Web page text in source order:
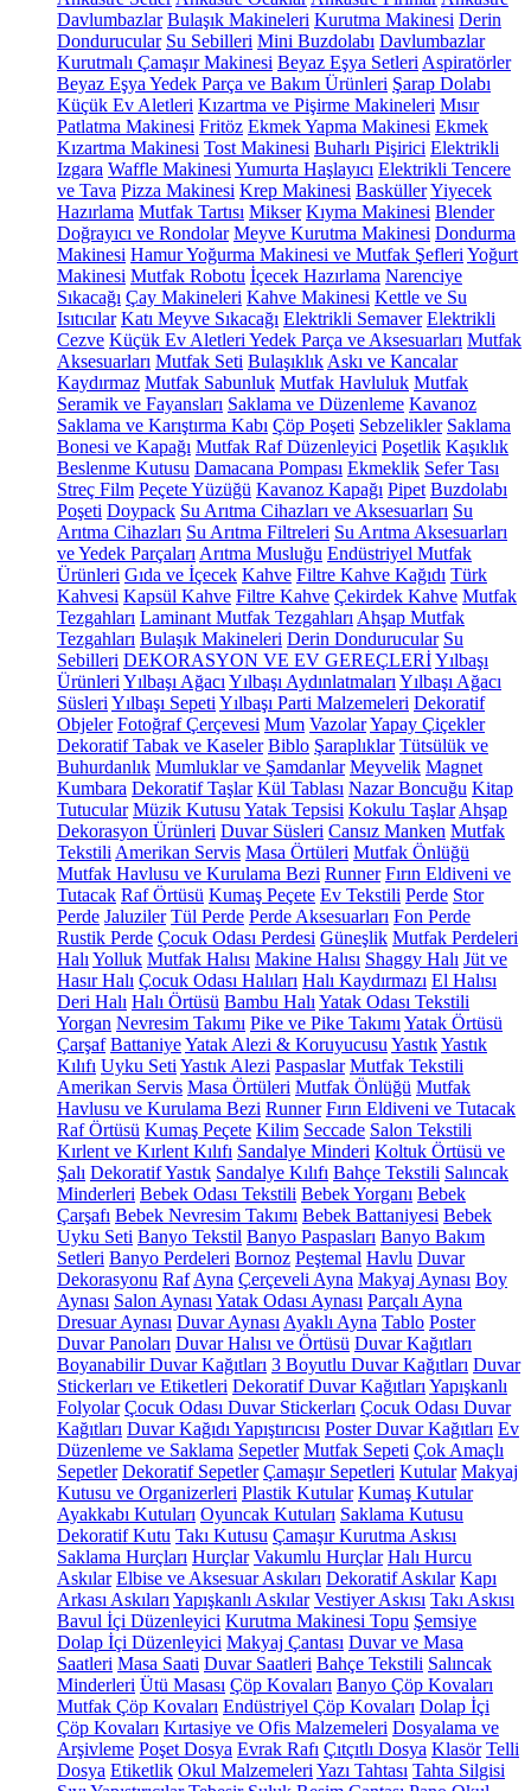
Davlumbazlar Bulaşık Makineleri Kurutma Makinesi Derin
Dondurucular Su Sebilleri Mini Buzdolabı Davlumbazlar
Kurutmalı Çamaşır Makinesi Beyaz Eşya Setleri Aspiratörler
Beyaz Eşya Yedek Parça ve Bakım Ürünleri Şarap Dolabı
Küçük Ev Aletleri Kızartma ve Pişirme Makineleri Mısır
Patlatma Makinesi Fritöz Ekmek Yapma Makinesi Ekmek
Kızartma Makinesi Tost Makinesi Buharlı Pişirici Elektrikli
Izgara Waffle Makinesi Yumurta Haşlayıcı Elektrikli Tencere
ve Tava Pizza Makinesi Krep Makinesi BasküllerYiyecek
Hazırlama Mutfak Tartısı Mikser Kıyma Makinesi Blender
Doğrayıcı ve Rondolar Meyve Kurutma Makinesi Dondurma
Makinesi Hamur Yoğurma Makinesi ve Mutfak Şefleri Yoğurt
Makinesi Mutfak Robotu İçecek Hazırlama Narenciye
Sıkacağı Çay Makineleri Kahve Makinesi Kettle ve Su
Isıtıcılar Katı Meyve Sıkacağı Elektrikli Semaver Elektrikli
Cezve Küçük Ev Aletleri Yedek Parça ve Aksesuarları Mutfak
Aksesuarları Mutfak Seti Bulaşıklık Askı ve Kancalar
Kaydırmaz Mutfak Sabunluk Mutfak Havluluk Mutfak
Seramik ve Fayansları Saklama ve Düzenleme Kavanoz
Saklama ve Karıştırma Kabı Çöp Poşeti Sebzelikler Saklama
Bonesi ve Kapağı Mutfak Raf Düzenleyici Poşetlik Kaşıklık
Beslenme Kutusu Damacana Pompası Ekmeklik Sefer Tası
Streç Film Peçete Yüzüğü Kavanoz Kapağı Pipet Buzdolabı
Poşeti Doypack Su Arıtma Cihazları ve Aksesuarları Su
Arıtma Cihazları Su Arıtma Filtreleri Su Arıtma Aksesuarları
ve Yedek Parçaları Arıtma Musluğu Endüstriyel Mutfak
Ürünleri Gıda ve İçecek Kahve Filtre Kahve Kağıdı Türk
Kahvesi Kapsül Kahve Filtre Kahve Çekirdek Kahve Mutfak
Tezgahları Laminant Mutfak Tezgahları Ahşap Mutfak
Tezgahları Bulaşık Makineleri Derin Dondurucular Su
Sebilleri DEKORASYON VE EV GEREÇLERİYılbaşı
Ürünleri Yılbaşı Ağacı Yılbaşı Aydınlatmaları Yılbaşı Ağacı
Süsleri Yılbaşı Sepeti Yılbaşı Parti Malzemeleri Dekoratif
Objeler Fotoğraf Çerçevesi Mum VazolarYapay Çiçekler
Dekoratif Tabak ve Kaseler Biblo Şaraplıklar Tütsülük ve
Buhurdanlık Mumluklar ve Şamdanlar Meyvelik Magnet
Kumbara Dekoratif Taşlar Kül Tablası Nazar Boncuğu Kitap
Tutucular Müzik Kutusu Yatak Tepsisi Kokulu Taşlar Ahşap
Dekorasyon Ürünleri Duvar Süsleri Cansız Manken Mutfak
Tekstili Amerikan Servis Masa Örtüleri Mutfak Önlüğü
Mutfak Havlusu ve Kurulama Bezi Runner Fırın Eldiveni ve
Tutacak Raf Örtüsü Kumaş Peçete Ev Tekstili Perde Stor
Perde Jaluziler Tül Perde Perde Aksesuarları Fon Perde
Rustik Perde Çocuk Odası Perdesi Güneşlik Mutfak Perdeleri
Halı Yolluk Mutfak Halısı Makine Halısı Shaggy Halı Jüt ve
Hasır Halı Çocuk Odası Halıları Halı Kaydırmazı El Halısı
Deri Halı Halı Örtüsü Bambu Halı Yatak Odası Tekstili
Yorgan Nevresim Takımı Pike ve Pike Takımı Yatak Örtüsü
Çarşaf BattaniyeYatak Alezi & Koruyucusu YastıkYastık
Kılıfı Uyku Seti Yastık Alezi Paspaslar Mutfak Tekstili
Amerikan Servis Masa Örtüleri Mutfak Önlüğü Mutfak
Havlusu ve Kurulama Bezi Runner Fırın Eldiveni ve Tutacak
Raf Örtüsü Kumaş Peçete Kilim Seccade Salon Tekstili
Kırlent ve Kırlent Kılıfı Sandalye Minderi Koltuk Örtüsü ve
Şalı Dekoratif Yastık Sandalye Kılıfı Bahçe Tekstili Salıncak
Minderleri Bebek Odası Tekstili Bebek Yorganı Bebek
Çarşafı Bebek Nevresim Takımı Bebek Battaniyesi Bebek
Uyku Seti Banyo Tekstil Banyo Paspasları Banyo Bakım
Setleri Banyo Perdeleri Bornoz Peştemal Havlu Duvar
Dekorasyonu Raf Ayna Çerçeveli Ayna Makyaj Aynası Boy
Aynası Salon Aynası Yatak Odası Aynası Parçalı Ayna
Dresuar Aynası Duvar Aynası Ayaklı Ayna Tablo Poster
Duvar Panoları Duvar Halısı ve Örtüsü Duvar Kağıtları
Boyanabilir Duvar Kağıtları 3 Boyutlu Duvar Kağıtları Duvar
Stickerları ve Etiketleri Dekoratif Duvar Kağıtları Yapışkanlı
Folyolar Çocuk Odası Duvar Stickerları Çocuk Odası Duvar
Kağıtları Duvar Kağıdı Yapıştırıcısı Poster Duvar Kağıtları Ev
Düzenleme ve Saklama Sepetler Mutfak Sepeti Çok Amaçlı
Sepetler Dekoratif Sepetler Çamaşır Sepetleri Kutular Makyaj
Kutusu ve Organizerleri Plastik Kutular Kumaş Kutular
Ayakkabı Kutuları Oyuncak Kutuları Saklama Kutusu
Dekoratif Kutu Takı Kutusu Çamaşır Kurutma Askısı
Saklama Hurçları Hurçlar Vakumlu Hurçlar Halı Hurcu
Askılar Elbise ve Aksesuar Askıları Dekoratif Askılar Kapı
Arkası Askıları Yapışkanlı Askılar Vestiyer Askısı Takı Askısı
Bavul İçi Düzenleyici Kurutma Makinesi Topu Şemsiye
Dolap İçi Düzenleyici Makyaj Çantası Duvar ve Masa
Saatleri Masa Saati Duvar Saatleri Bahçe Tekstili Salıncak
Minderleri Ütü Masası Çöp Kovaları Banyo Çöp Kovaları
Mutfak Çöp Kovaları Endüstriyel Çöp Kovaları Dolap İçi
Çöp Kovaları Kırtasiye ve Ofis Malzemeleri Dosyalama ve
Arşivleme Poşet Dosya Evrak Rafı Çıtçıtlı Dosya Klasör Telli
Dosya Etiketlik Okul Malzemeleri Yazı Tahtası Tahta Silgisi